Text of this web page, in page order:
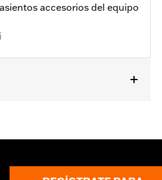
accesorios del equipo
Se requiere la
separado del kit de